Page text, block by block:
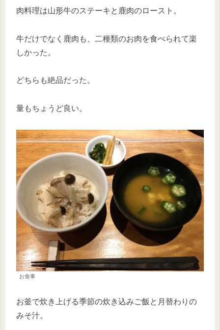
肉料理は山形牛のステーキと鹿肉のロースト。
牛だけでなく鹿肉も、二種類のお肉を食べられて楽
しかった。
どちらも絶品だった。
量もちょうど良い。
お食事
お釜で炊き上げる季節の炊き込みご飯と月替わりの
みそ汁。